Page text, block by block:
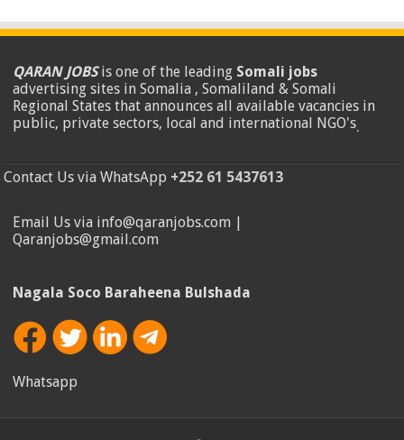
QARAN JOBSis one of the leading Somali jobs
advertising sites in Somalia , Somaliland & Somali
Regional States that announces all available vacancies in
public, private sectors, local and international NGO's.
Contact Us via WhatsApp +252 61 5437613
Email Us via info@qaranjobs.com |
Qaranjobs@gmail.com
Nagala Soco Baraheena Bulshada
Whatsapp